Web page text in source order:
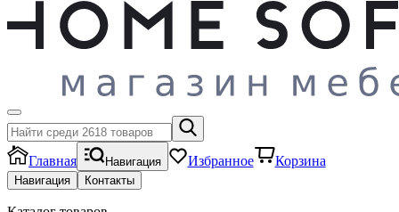
Главная Навигация Избранное Корзина
Навигация Контакты